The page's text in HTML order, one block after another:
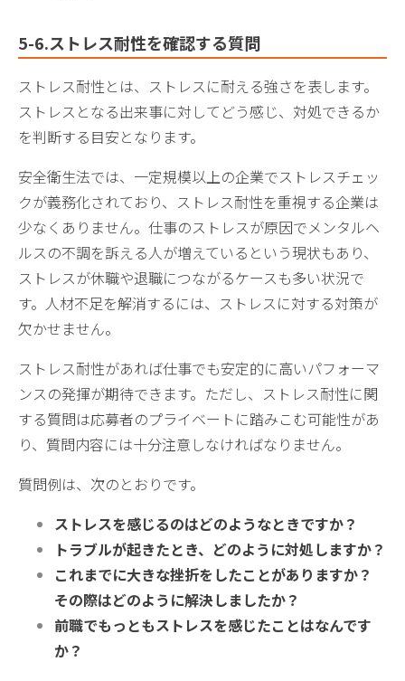
5-6.ストレス耐性を確認する質問
ストレス耐性とは、ストレスに耐える強さを表します。
ストレスとなる出来事に対してどう感じ、対処できるか
を判断する目安となります。
安全衛生法では、一定規模以上の企業でストレスチェッ
クが義務化されており、ストレス耐性を重視する企業は
少なくありません。仕事のストレスが原因でメンタルヘ
ルスの不調を訴える人が増えているという現状もあり、
ストレスが休職や退職につながるケースも多い状況で
す。人材不足を解消するには、ストレスに対する対策が
欠かせません。
ストレス耐性があれば仕事でも安定的に高いパフォーマ
ンスの発揮が期待できます。ただし、ストレス耐性に関
する質問は応募者のプライベートに踏みこむ可能性があ
り、質問内容には十分注意しなければなりません。
質問例は、次のとおりです。
ストレスを感じるのはどのようなときですか？
トラブルが起きたとき、どのように対処しますか？
これまでに大きな挫折をしたことがありますか？
その際はどのように解決しましたか？
前職でもっともストレスを感じたことはなんです
か？